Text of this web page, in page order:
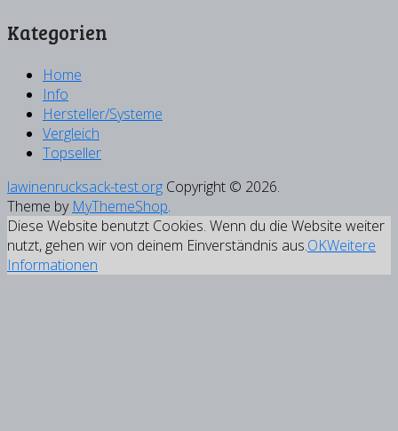
Kategorien
Home
Info
Hersteller/Systeme
Vergleich
Topseller
lawinenrucksack-test.org Copyright © 2026.
Theme by MyThemeShop.
Diese Website benutzt Cookies. Wenn du die Website weiter
nutzt, gehen wir von deinem Einverständnis aus.OKWeitere
Informationen